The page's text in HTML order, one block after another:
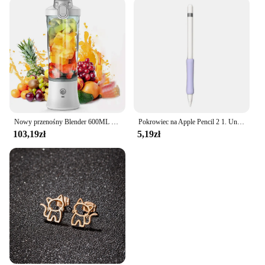
Nowy przenośny Blender 600ML elektryczna sokowirówka miksery do owoców 4000mAh USB akumulator Smoothie Mini Blender osobiste sokowirówka colorf
103,19zł
Pokrowiec na Apple Pencil 2 1. Uniwersalny, kolorowy pokrowiec na iPada. Antypoślizgowy, odporny na zarysowania silikonowy pokrowiec
5,19zł